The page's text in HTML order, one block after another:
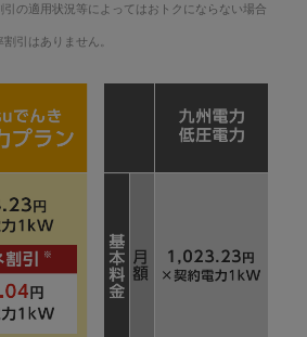
の適用状況等によってはおトクにならない場合
引はありません。